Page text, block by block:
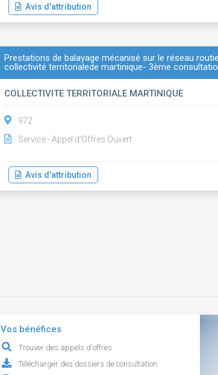
Avis d'attribution
Prestations de balayage mécanisé sur le réseau
collectivité territorialede martinique- 3ème
COLLECTIVITE TERRITORIALE MARTINIQUE
972
Service - Appel d'Offres Ouvert
Avis d'attribution
Vos bénéfices
Trouver des appels d'offres
Télécharger des dossiers de consultation